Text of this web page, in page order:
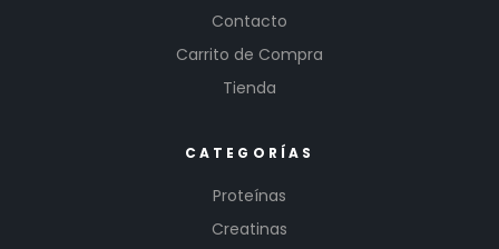
Contacto
Carrito de Compra
Tienda
CATEGORÍAS
Proteínas
Creatinas